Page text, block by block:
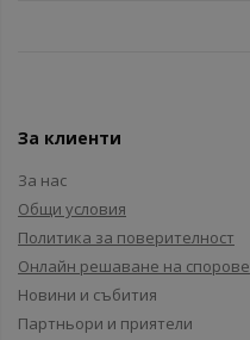
За клиенти
За нас
Общи условия
Политика за поверителност
Онлайн решаване на спорове
Новини и събития
Партньори и приятели